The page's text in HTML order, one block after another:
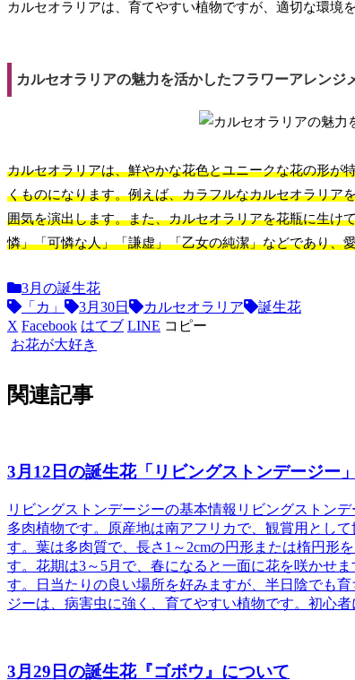
カルセオラリアは、育てやすい植物ですが、適切な環境
カルセオラリアの魅力を活かしたフラワーアレンジ
カルセオラリアは、鮮やかな花色とユニークな花の形が
くものになります。例えば、カラフルなカルセオラリア
囲気を演出します。また、カルセオラリアを花瓶に生け
憐」「可憐な人」「謙虚」「乙女の純潔」などであり、
3月の誕生花
「カ」
3月30日 カルセオラリア
誕生花
X Facebook はてブ LINE コピー
お花が大好き
関連記事
3月12日の誕生花「リビングストンデージー
リビングストンデージーの基本情報 リビングストンデ
多肉植物です。原産地は南アフリカで、観賞用とし
す。葉は多肉質で、長さ1～2cmの円形または楕円形
す。花期は3～5月で、春になると一面に花を咲かせ
す。日当たりの良い場所を好みますが、半日陰でも
ジーは、病害虫に強く、育てやすい植物です。初心者
3月29日の誕生花『ゴボウ』について